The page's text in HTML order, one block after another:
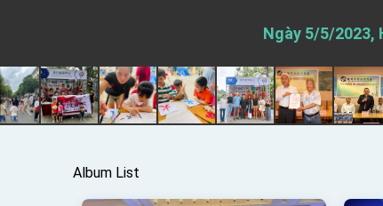
Taiwan government to open
Ngày 5/5/2023,
Album List